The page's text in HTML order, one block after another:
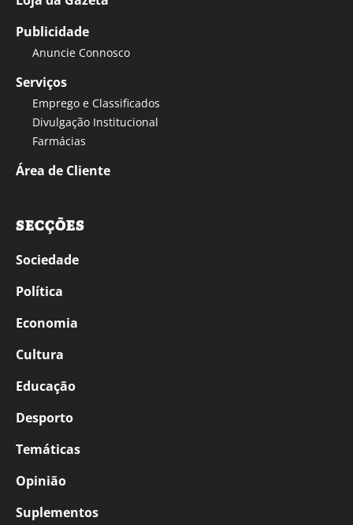
Publicidade
Anuncie Connosco
Serviços
Emprego e Classificados
Divulgação Institucional
Farmácias
Área de Cliente
SECÇÕES
Sociedade
Política
Economia
Cultura
Educação
Desporto
Temáticas
Opinião
Suplementos